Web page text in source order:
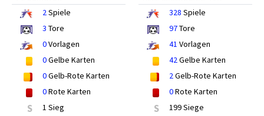
2Spiele
3 Tore
0Vorlagen
0Gelbe Karten
0Gelb-Rote Karten
0Rote Karten
S 1 Sieg
328 Spiele
97Tore
41 Vorlagen
42Gelbe Karten
2Gelb-Rote Karten
0Rote Karten
S 199 Siege